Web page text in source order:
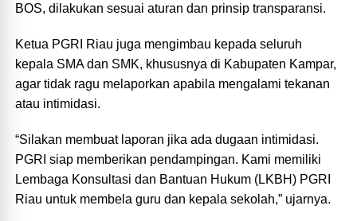
BOS, dilakukan sesuai aturan dan prinsip transparansi.
Ketua PGRI Riau juga mengimbau kepada seluruh
kepala SMA dan SMK, khususnya di Kabupaten Kampar,
agar tidak ragu melaporkan apabila mengalami tekanan
atau intimidasi.
“Silakan membuat laporan jika ada dugaan intimidasi.
PGRI siap memberikan pendampingan. Kami memiliki
Lembaga Konsultasi dan Bantuan Hukum (LKBH) PGRI
Riau untuk membela guru dan kepala sekolah,” ujarnya.